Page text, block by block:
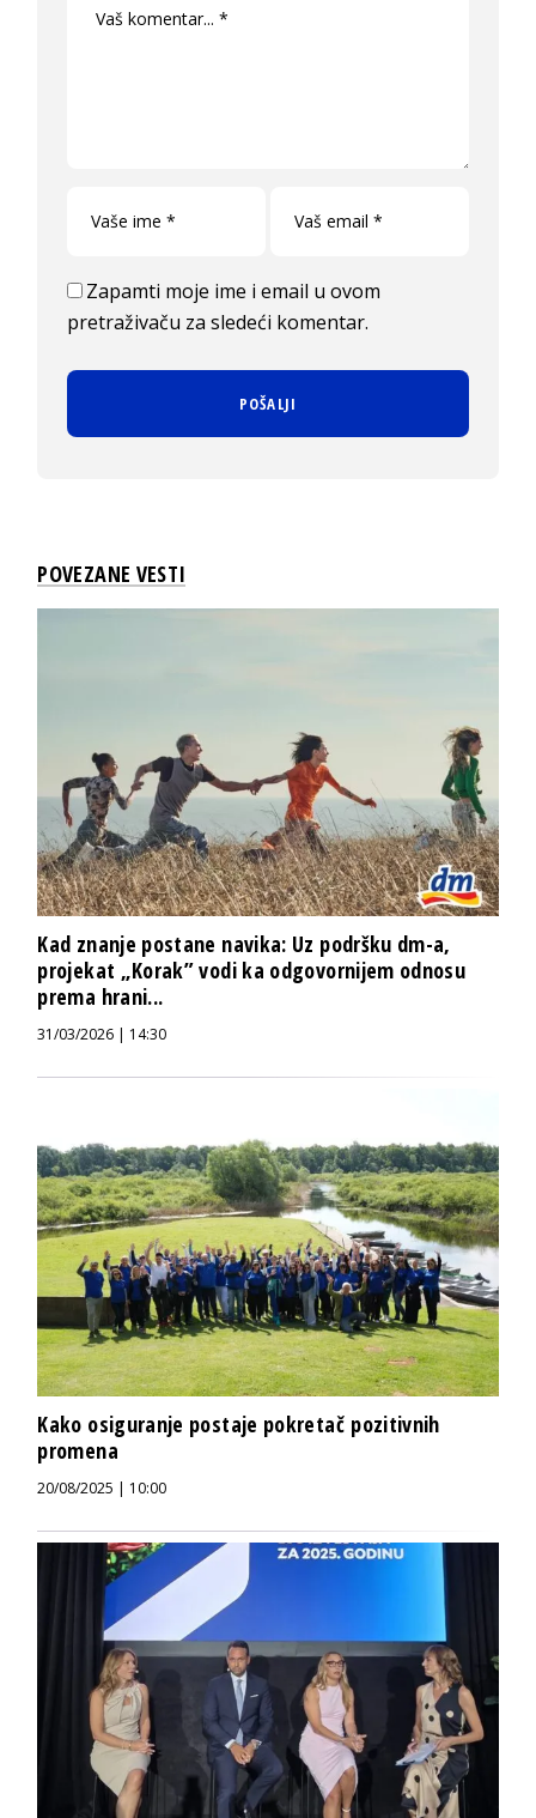
Zapamti moje ime i email u ovom
pretraživaču za sledeći komentar.
POVEZANE VESTI
Kad znanje postane navika: Uz podršku dm-a,
projekat „Korak” vodi ka odgovornijem odnosu
prema hrani...
31/03/2026 | 14:30
Kako osiguranje postaje pokretač pozitivnih
promena
20/08/2025 | 10:00